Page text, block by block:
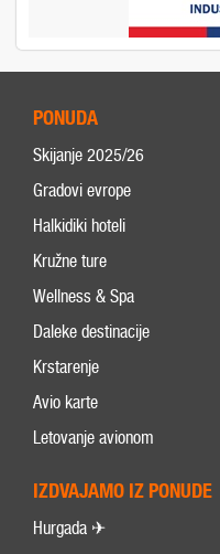
PONUDA
Skijanje 2025/26
Gradovi evrope
Halkidiki hoteli
Kružne ture
Wellness & Spa
Daleke destinacije
Krstarenje
Avio karte
Letovanje avionom
IZDVAJAMO IZ PONUDE
Hurgada ✈